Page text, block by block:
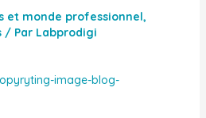
et monde professionnel,
/ Par Labprodigi